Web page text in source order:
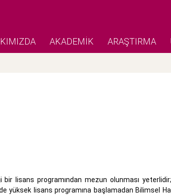
AKADEMİK ARAŞTIRMA
lisans programından mezun olunması
lisans programına başlamadan Bilimsel